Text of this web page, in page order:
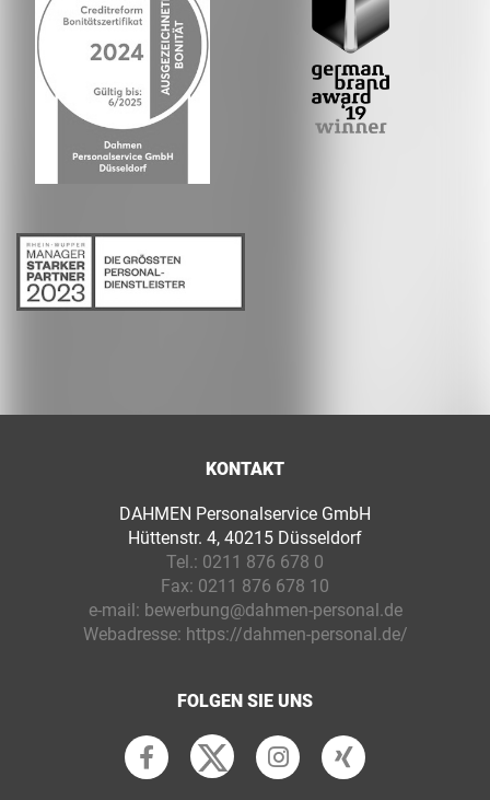
KONTAKT
DAHMEN Personalservice GmbH
Hüttenstr. 4, 40215 Düsseldorf
Tel.: 0211 876 678 0
Fax: 0211 876 678 10
e-mail: bewerbung@dahmen-personal.de
Webadresse: https://dahmen-personal.de/
FOLGEN SIE UNS